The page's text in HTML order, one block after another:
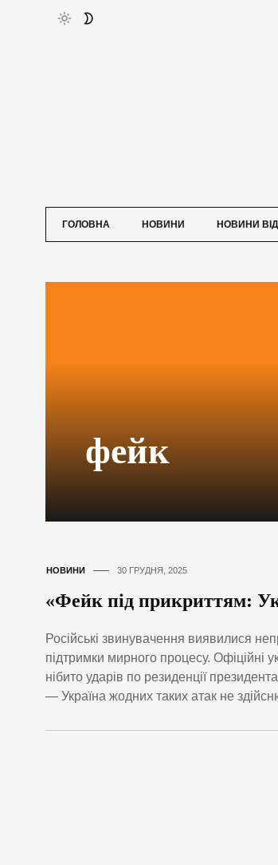
ГОЛОВНА НОВИНИ НОВИНИ ВІД
фейк
НОВИНИ 30 ГРУДНЯ, 2025
«Фейк під прикриттям:
Російські звинувачення виявилися
підтримки мирного процесу. Офіційні
нібито ударів по резиденції
— Україна жодних таких атак не